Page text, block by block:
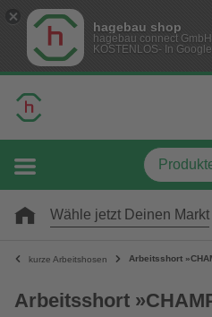
hagebau shop
hagebau connect
KOSTENLOS- In
Wähle jetzt Deinen Markt
kurze Arbeitshosen Arbeitsshort
Arbeitsshort